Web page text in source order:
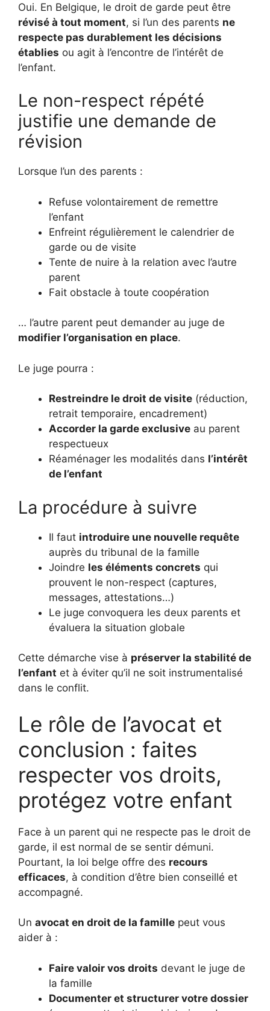
Oui. En Belgique, le droit de garde peut être
révisé à tout moment, si l’un des parents ne
respecte pas durablement les décisions
établies ou agit à l’encontre de l’intérêt de
l’enfant.
Le non-respect répété
justifie une demande de
révision
Lorsque l’un des parents :
Refuse volontairement de remettre
l’enfant
Enfreint régulièrement le calendrier de
garde ou de visite
Tente de nuire à la relation avec l’autre
parent
Fait obstacle à toute coopération
… l’autre parent peut demander au juge de
modifier l’organisation en place.
Le juge pourra :
Restreindre le droit de visite (réduction,
retrait temporaire, encadrement)
Accorder la garde exclusive au parent
respectueux
Réaménager les modalités dans l’intérêt
de l’enfant
La procédure à suivre
Il faut introduire une nouvelle requête
auprès du tribunal de la famille
Joindre les éléments concrets qui
prouvent le non-respect (captures,
messages, attestations…)
Le juge convoquera les deux parents et
évaluera la situation globale
Cette démarche vise à préserver la stabilité de
l’enfant et à éviter qu’il ne soit instrumentalisé
dans le conflit.
Le rôle de l’avocat et
conclusion : faites
respecter vos droits,
protégez votre enfant
Face à un parent qui ne respecte pas le droit de
garde, il est normal de se sentir démuni.
Pourtant, la loi belge offre des recours
efficaces, à condition d’être bien conseillé et
accompagné.
Un avocat en droit de la famille peut vous
aider à :
Faire valoir vos droits devant le juge de
la famille
Documenter et structurer votre dossier